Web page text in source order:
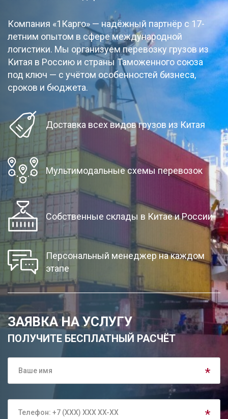
Компания «1Карго» — надёжный партнёр с 17-
летним опытом в сфере международной
логистики. Мы организуем перевозку грузов из
Китая в Россию и страны Таможенного союза
под ключ — с учётом особенностей бизнеса,
сроков и бюджета.
Доставка всех видов грузов из Китая
Мультимодальные схемы перевозок
Собственные склады в Китае и России
Персональный менеджер на каждом
этапе
ЗАЯВКА НА УСЛУГУ
ПОЛУЧИТЕ БЕСПЛАТНЫЙ РАСЧЁТ